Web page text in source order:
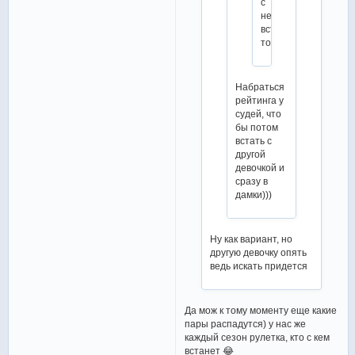
ней
вставать
тогда?
Набраться
рейтинга у
судей, что
бы потом
встать с
другой
девочкой и
сразу в
дамки)))
Ну как вариант, но
другую девочку опять
ведь искать придется
Да мож к тому моменту еще какие
пары распадутся) у нас же
каждый сезон рулетка, кто с кем
встанет 😂